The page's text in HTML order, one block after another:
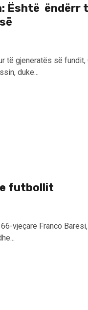
Është ëndërr
të gjeneratës së fundit,
duke...
e futbollit
vjeçare Franco